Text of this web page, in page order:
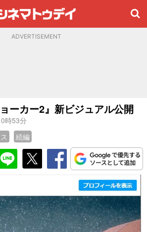
ADVERTISEMENT
ーカー2』新ビジュアル公開
時53分
続編